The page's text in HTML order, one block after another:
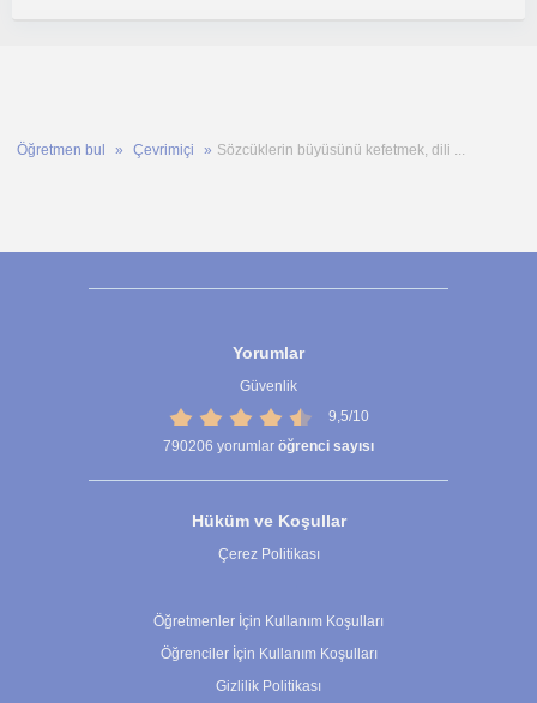
Öğretmen bul Çevrimiçi Sözcüklerin büyüsünü kefetmek, dili ...
Yorumlar
Güvenlik
9,5/10
790206 yorumlar öğrenci sayısı
Hüküm ve Koşullar
Çerez Politikası
Öğretmenler İçin Kullanım Koşulları
Öğrenciler İçin Kullanım Koşulları
Gizlilik Politikası